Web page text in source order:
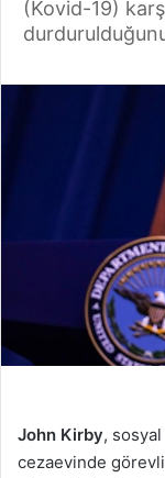
(Kovid-19)
John Kirby, sosyal
cezaevinde